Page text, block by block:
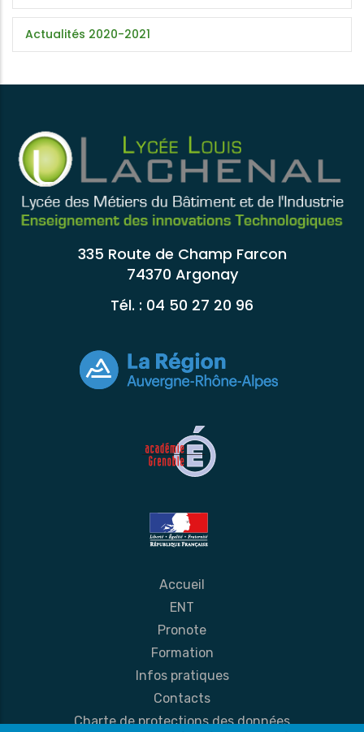
Actualités 2020-2021
335 Route de Champ Farcon
74370 Argonay
Tél. : 04 50 27 20 96
Accueil
ENT
Pronote
Formation
Infos pratiques
Contacts
Charte de protections des données